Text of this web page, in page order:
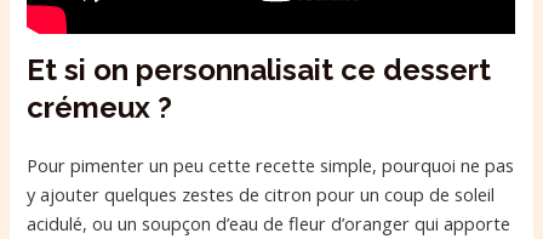
Et si on personnalisait ce dessert
crémeux ?
Pour pimenter un peu cette recette simple, pourquoi ne pas
y ajouter quelques zestes de citron pour un coup de soleil
acidulé, ou un soupçon d’eau de fleur d’oranger qui apporte